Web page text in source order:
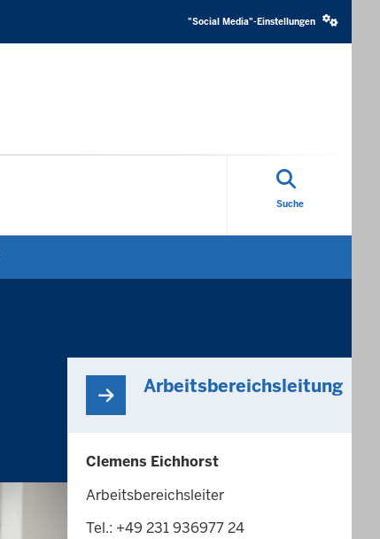
media
"Social Media"-Einstellungen
Suche
Arbeitsbereichsleitung
Clemens Eichhorst
Arbeitsbereichsleiter
Tel.: +49 231 936977 24